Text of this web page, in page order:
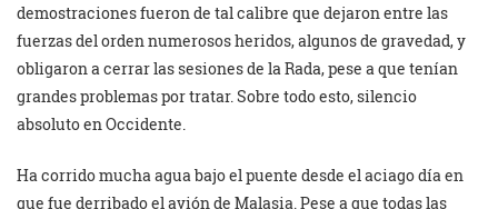
demostraciones fueron de tal calibre que dejaron entre las
fuerzas del orden numerosos heridos, algunos de gravedad, y
obligaron a cerrar las sesiones de la Rada, pese a que tenían
grandes problemas por tratar. Sobre todo esto, silencio
absoluto en Occidente.
Ha corrido mucha agua bajo el puente desde el aciago día en
que fue derribado el avión de Malasia. Pese a que todas las